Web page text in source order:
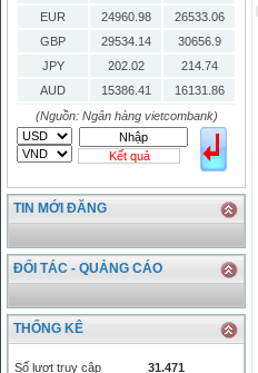
EUR
24960.98
26533.06
GBP
29534.14
30656.9
JPY
202.02
214.74
AUD
15386.41
16131.86
HKD
2906.04
3028.6
SGD
16755.29
17427.08
THB
666.2
786.99
CAD
17223.74
18058.21
CHF
23161.62
24283.77
INR
0
KRW
18.01
21.12
KWD
0
79758.97
MYR
5808.39
(Nguồn: Ngân hàng vietcombank)
Kết quả
TIN MỚI ĐĂNG
ĐỐI TÁC - QUẢNG CÁO
THỐNG KÊ
Số lượt truy cập
31.471